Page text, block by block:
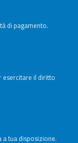
di pagamento.
esercitare il diritto
tua disposizione.